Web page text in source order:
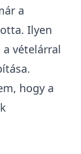
a
Ilyen
vételárral
hogy a